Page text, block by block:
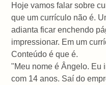
Hoje vamos falar sobre
que um currículo não é.
adianta ficar enchendo
impressionar. Em um
Conteúdo é que é.
"Meu nome é Ângelo. Eu
com 14 anos. Saí do